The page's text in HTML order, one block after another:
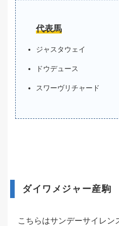
代表馬
ジャスタウェイ
ドウデュース
スワーヴリチャード
ダイワメジャー産駒
こちらはサンデーサイレン